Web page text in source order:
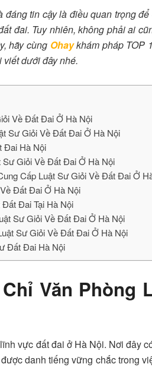
tin cậy là điều quan trọng
đai. Tuy nhiên, không phải ai
hãy cùng Ohaykhám pháp TOP
dưới đây nhé.
Về Đất Đai Ở Hà Nội
Sư Giỏi Về Đất Đai Ở Hà Nội
Đai Hà Nội
Sư Giỏi Về Đất Đai Ở Hà Nội
Cấp Luật Sư Giỏi Về Đất Đai Ở
Đất Đai Ở Hà Nội
Đất Đai Tại Hà Nội
Sư Giỏi Về Đất Đai Ở Hà Nội
Sư Giỏi Về Đất Đai Ở Hà Nội
Đất Đai Hà Nội
Văn Phòng
vực đất đai ở Hà Nội. Nơi đây
danh tiếng vững chắc trong